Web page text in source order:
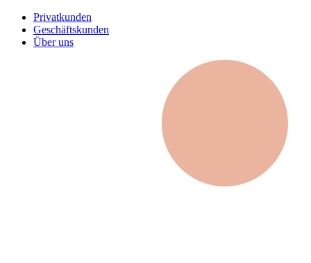
Privatkunden
Geschäftskunden
Über uns